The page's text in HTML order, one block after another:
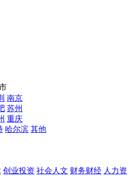
南京
苏州
重庆
哈尔滨 其他
创业投资 社会人文 财务财经 人力资